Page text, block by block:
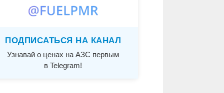
ПОДПИСАТЬСЯ НА КАНАЛ
Узнавай о ценах на АЗС первым
в Telegram!